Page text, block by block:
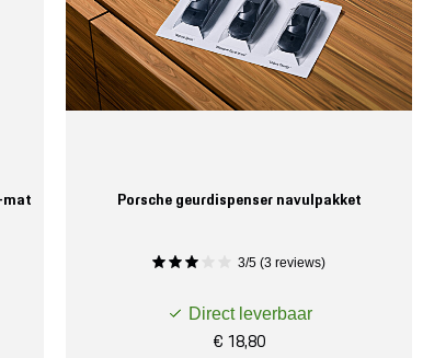
mat Porsche geurdispenser navulpakket
3/5 (3 reviews)
Direct leverbaar
€ 18,80